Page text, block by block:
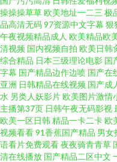
操操操草草欧美地址一二三 极
品高清无码97资源中文字幕 狠
午夜视频精品成人 欧美精品欧
清视频 国内视频自拍 欧美日韩
综合精品 日本三级理论电影 国
字幕 国产精品边作边喷 国产在
亚洲 日韩精品在线视频 国产成
水 另类人妖影片欧美图片激情
主播第37页 日韩午夜无码影视
欧美一区日韩精品一卡二卡欧
视频看看91香蕉国产精品 男女
语看片免费观看夜夜骑青青草
清在线播放 国产精品二区中文